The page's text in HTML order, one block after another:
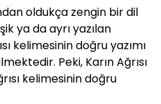
oldukça zengin bir dil
ya da ayrı yazılan
kelimesinin doğru yazımı
Peki, Karın Ağrısı
kelimesinin doğru